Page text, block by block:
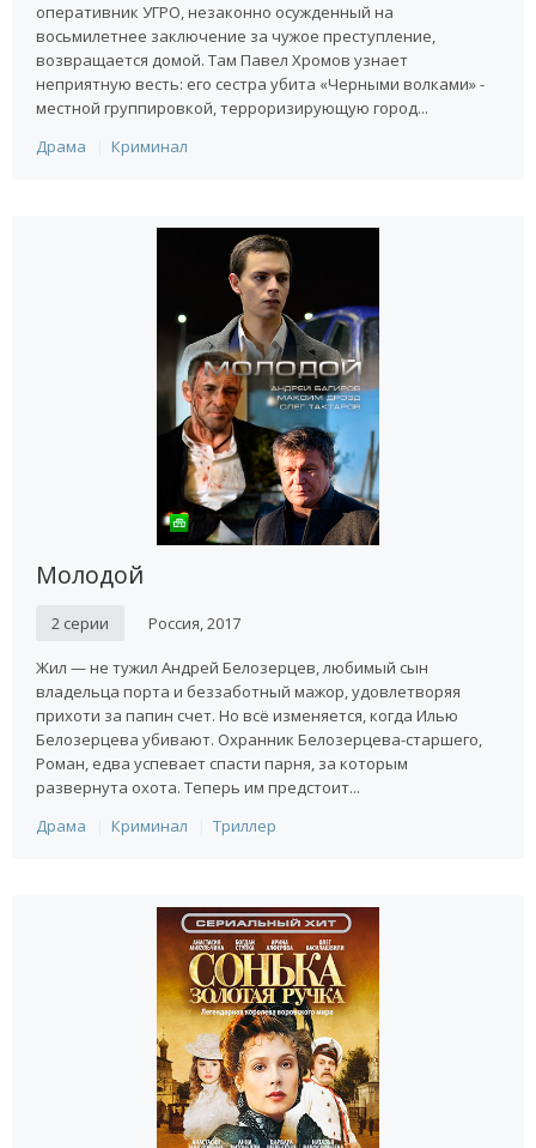
оперативник УГРО, незаконно осужденный на
восьмилетнее заключение за чужое преступление,
возвращается домой. Там Павел Хромов узнает
неприятную весть: его сестра убита «Черными волками» -
местной группировкой, терроризирующую город...
Драма
Криминал
Молодой
2 серии Россия, 2017
Жил — не тужил Андрей Белозерцев, любимый сын
владельца порта и беззаботный мажор, удовлетворяя
прихоти за папин счет. Но всё изменяется, когда Илью
Белозерцева убивают. Охранник Белозерцева-старшего,
Роман, едва успевает спасти парня, за которым
развернута охота. Теперь им предстоит...
Драма
Криминал Триллер